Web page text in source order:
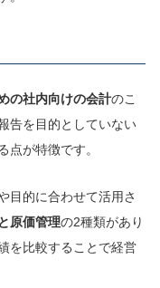
の社内向けの会計のこ
告を目的としていない
点が特徴です。
目的に合わせて活用さ
原価管理の2種類があり
を比較することで経営